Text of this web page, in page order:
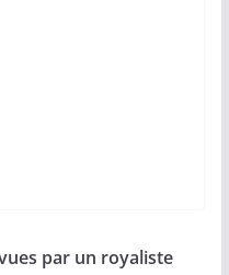
par un royaliste